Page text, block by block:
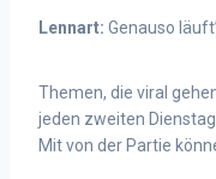
Lennart: Genauso
Themen, die viral
jeden zweiten
Mit von der Partie